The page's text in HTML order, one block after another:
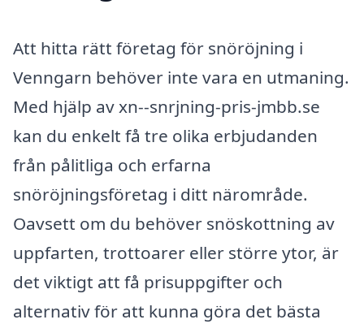
Att hitta rätt företag för snöröjning i
Venngarn behöver inte vara en utmaning.
Med hjälp av xn--snrjning-pris-jmbb.se
kan du enkelt få tre olika erbjudanden
från pålitliga och erfarna
snöröjningsföretag i ditt närområde.
Oavsett om du behöver snöskottning av
uppfarten, trottoarer eller större ytor, är
det viktigt att få prisuppgifter och
alternativ för att kunna göra det bästa